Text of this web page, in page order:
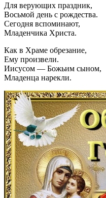
Для верующих праздник,
Восьмой день с рождества.
Сегодня вспоминают,
Младенчика Христа.
Как в Храме обрезание,
Ему произвели.
Иисусом — Божьим сыном,
Младенца нарекли.